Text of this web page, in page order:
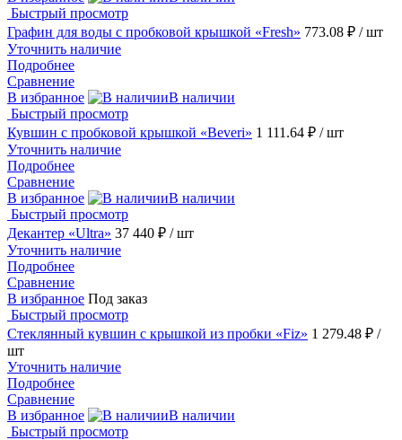
Быстрый просмотр
Графин для воды с пробковой крышкой «Fresh» 773.08 ₽ / шт
Уточнить наличие
Подробнее
Сравнение
В избранное
В наличии
Быстрый просмотр
Кувшин с пробковой крышкой «Beveri» 1 111.64 ₽ / шт
Уточнить наличие
Подробнее
Сравнение
В избранное
В наличии
Быстрый просмотр
Декантер «Ultra» 37 440 ₽ / шт
Уточнить наличие
Подробнее
Сравнение
В избранное Под заказ
Быстрый просмотр
Стеклянный кувшин с крышкой из пробки «Fiz» 1 279.48 ₽ /
шт
Уточнить наличие
Подробнее
Сравнение
В избранное
В наличии
Быстрый просмотр